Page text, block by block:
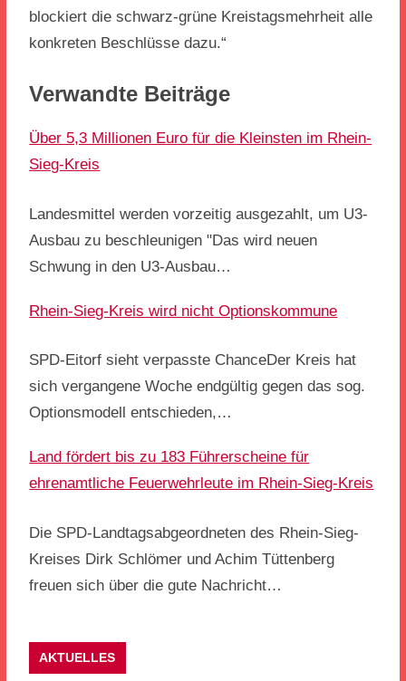
blockiert die schwarz-grüne Kreistagsmehrheit alle
konkreten Beschlüsse dazu.“
Verwandte Beiträge
Über 5,3 Millionen Euro für die Kleinsten im Rhein-
Sieg-Kreis
Landesmittel werden vorzeitig ausgezahlt, um U3-
Ausbau zu beschleunigen "Das wird neuen
Schwung in den U3-Ausbau…
Rhein-Sieg-Kreis wird nicht Optionskommune
SPD-Eitorf sieht verpasste ChanceDer Kreis hat
sich vergangene Woche endgültig gegen das sog.
Optionsmodell entschieden,…
Land fördert bis zu 183 Führerscheine für
ehrenamtliche Feuerwehrleute im Rhein-Sieg-Kreis
Die SPD-Landtagsabgeordneten des Rhein-Sieg-
Kreises Dirk Schlömer und Achim Tüttenberg
freuen sich über die gute Nachricht…
AKTUELLES